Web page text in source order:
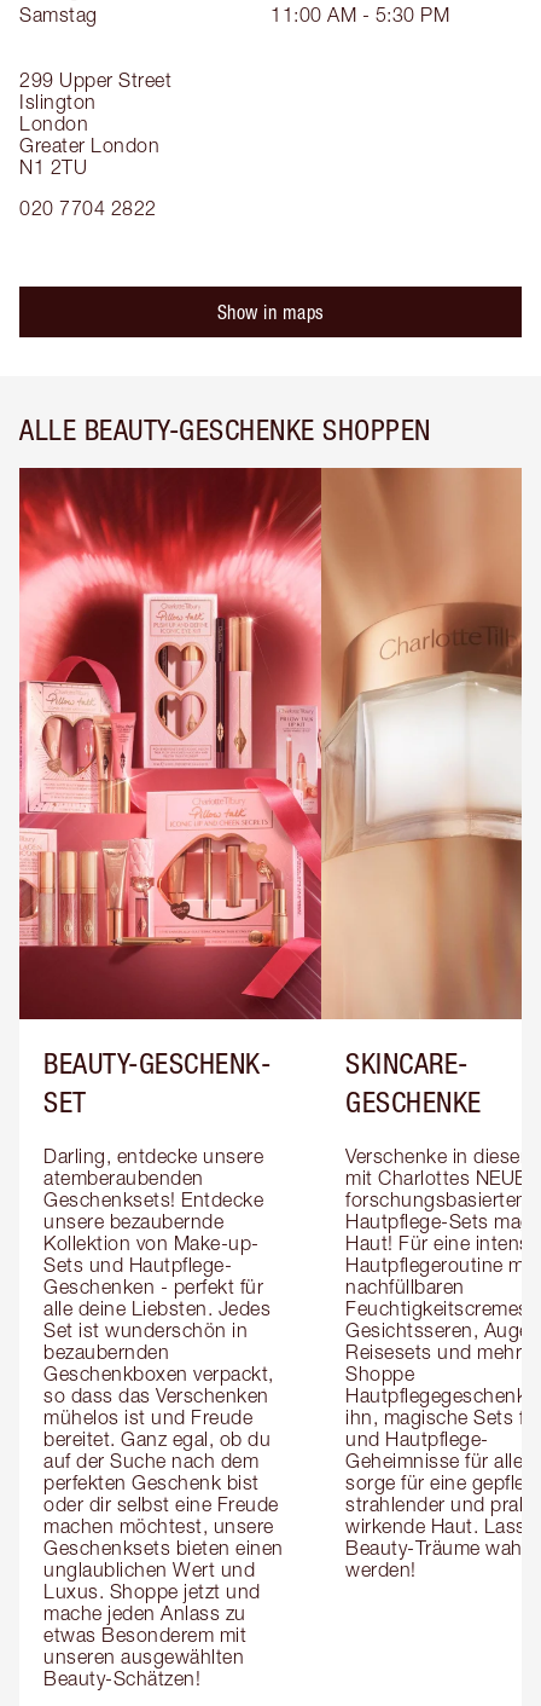
299 Upper Street
Islington
London
Greater London
N1 2TU
020 7704 2822
Samstag
11:00 AM - 5:30 PM
Show in maps
ALLE BEAUTY-GESCHENKE SHOPPEN
BEAUTY-GESCHENK-
SET
Darling, entdecke unsere
atemberaubenden
Geschenksets! Entdecke
unsere bezaubernde
Kollektion von Make-up-
Sets und Hautpflege-
Geschenken - perfekt für
alle deine Liebsten. Jedes
Set ist wunderschön in
bezaubernden
Geschenkboxen verpackt,
so dass das Verschenken
mühelos ist und Freude
bereitet. Ganz egal, ob du
auf der Suche nach dem
perfekten Geschenk bist
oder dir selbst eine Freude
machen möchtest, unsere
Geschenksets bieten einen
unglaublichen Wert und
Luxus. Shoppe jetzt und
mache jeden Anlass zu
etwas Besonderem mit
unseren ausgewählten
Beauty-Schätzen!
SKINCARE-
GESCHENKE
Verschenke in dieser
mit Charlottes NEUEN
forschungsbasierten
Hautpflege-Sets
Haut! Für eine
Hautpflegeroutine mit
nachfüllbaren
Feuchtigkeitscremes,
Gesichtsseren,
Reisesets und mehr!
Shoppe
ihn, magische Sets
und Hautpflege-
Geheimnisse für alle,
sorge für eine
strahlender und
wirkende Haut. Lass
Beauty-Träume wahr
werden!